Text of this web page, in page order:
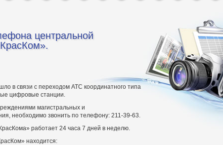
центральной
в связи с переходом АТС координатного типа
цифровые станции.
магистральных и
необходимо звонить по телефону: 211-39-63.
работает 24 часа 7 дней в неделю.
находится: